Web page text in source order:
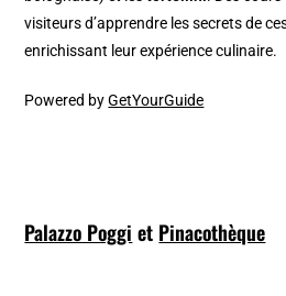
visiteurs d’apprendre les secrets de
enrichissant leur expérience culinaire.
Powered byGetYourGuide
Palazzo Poggi et Pinacothèque